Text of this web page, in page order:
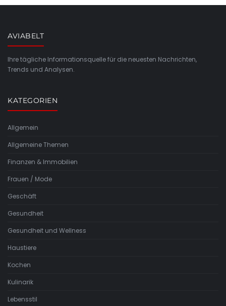
AVIABELT
Ihre tägliche Informationsquelle für die neuesten Nachrichten,
Trends und Analysen.
KATEGORIEN
Allgemein
Allgemeine Themen
Finanzen & Immobilien
Frauen / Mode
Geschäft
Gesundheit
Gesundheit und Wellness
Haustiere
Kochen
Kulinarik
Lebensstil